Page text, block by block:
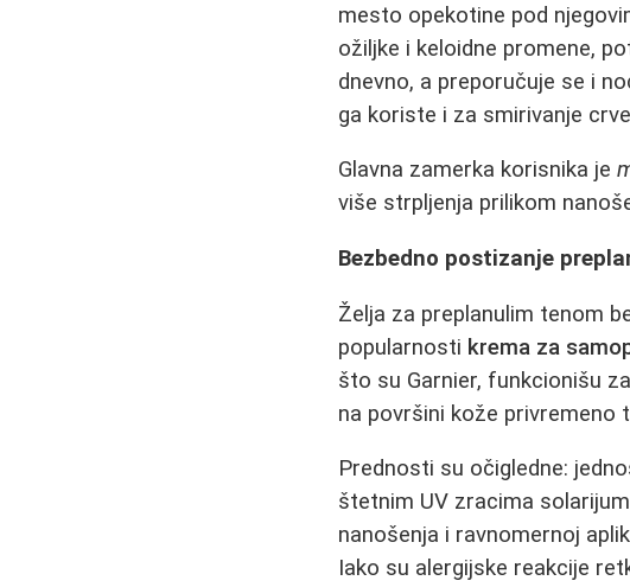
mesto opekotine pod
ožiljke i keloidne promene,
dnevno, a preporučuje se i
ga koriste i za smirivanje
Glavna zamerka korisnika je
više strpljenja prilikom
Bezbedno postizanje
Želja za preplanulim tenom
popularnosti krema za
što su Garnier, funkcionišu
na površini kože privremeno
Prednosti su očigledne:
štetnim UV zracima
nanošenja i ravnomernoj
Iako su alergijske reakcije